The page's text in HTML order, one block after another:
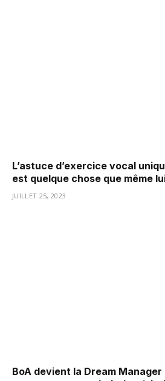
L’astuce d’exercice vocal
est quelque chose que même
JUILLET 25, 2023
BoA devient la Dream Manager